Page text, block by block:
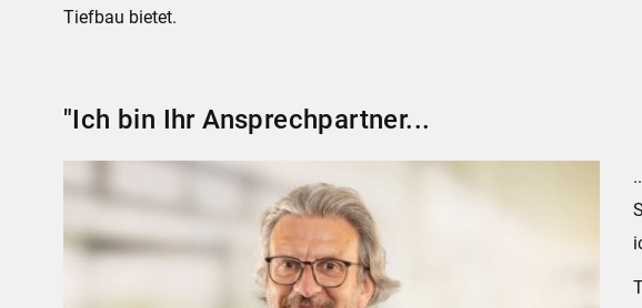
Tiefbau bietet.
"Ich bin Ihr Ansprechpartner...